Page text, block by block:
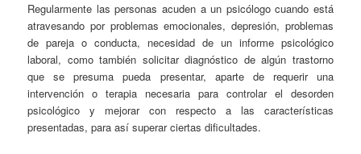
Regularmente las personas acuden a un psicólogo cuando está
atravesando por problemas emocionales, depresión, problemas
de pareja o conducta, necesidad de un informe psicológico
laboral, como también solicitar diagnóstico de algún trastorno
que se presuma pueda presentar, aparte de requerir una
intervención o terapia necesaria para controlar el desorden
psicológico y mejorar con respecto a las características
presentadas, para así superar ciertas dificultades.